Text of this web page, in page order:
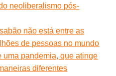
neoliberalismo pós-
não está entre as
de pessoas no mundo
uma pandemia, que atinge
diferentes